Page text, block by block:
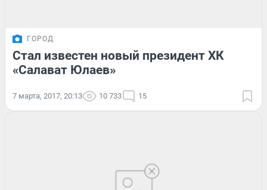
ГОРОД
Стал известен новый президент ХК
«Салават Юлаев»
7 марта, 2017, 20:13 10 733 15